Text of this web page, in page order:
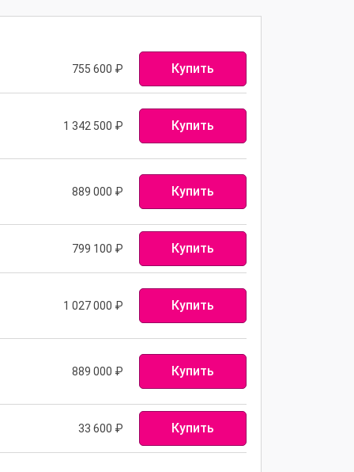
755 600 ₽ Купить
1 342 500 ₽ Купить
889 000 ₽ Купить
799 100 ₽ Купить
1 027 000 ₽ Купить
889 000 ₽ Купить
33 600 ₽ Купить